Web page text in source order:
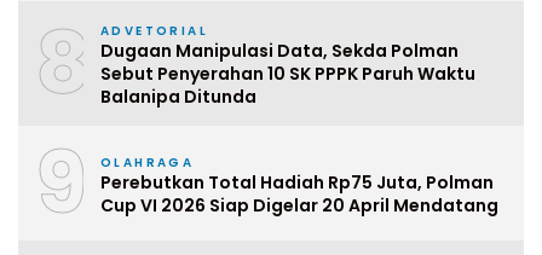
8 ADVETORIAL
Dugaan Manipulasi Data, Sekda Polman
Sebut Penyerahan 10 SK PPPK Paruh Waktu
Balanipa Ditunda
9 OLAHRAGA
Perebutkan Total Hadiah Rp75 Juta, Polman
Cup VI 2026 Siap Digelar 20 April Mendatang